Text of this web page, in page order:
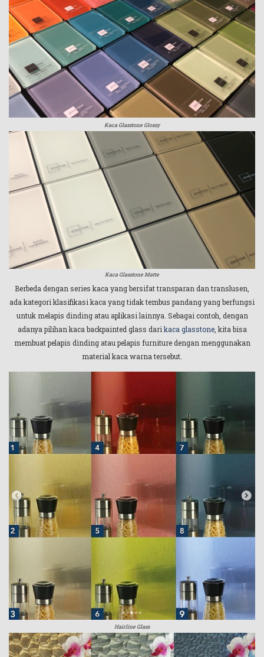
Kaca Glasstone Glossy
Kaca Glasstone Matte
Berbeda dengan series kaca yang bersifat transparan dan translusen,
ada kategori klasifikasi kaca yang tidak tembus pandang yang berfungsi
untuk melapis dinding atau aplikasi lainnya. Sebagai contoh, dengan
adanya pilihan kaca backpainted glass dari kaca glasstone, kita bisa
membuat pelapis dinding atau pelapis furniture dengan menggunakan
material kaca warna tersebut.
Hairline Glass